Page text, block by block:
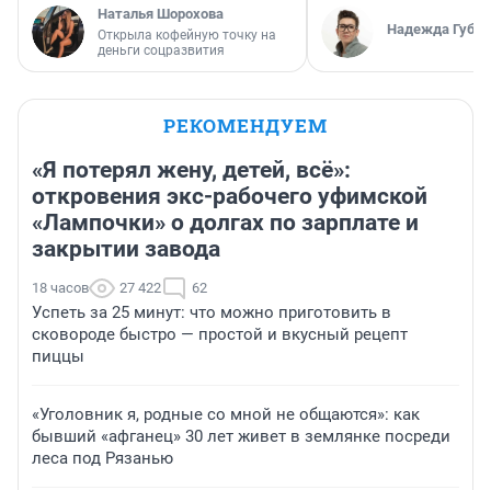
Наталья Шорохова
Открыла кофейную точку на
деньги соцразвития
Надежда
РЕКОМЕНДУЕМ
«Я потерял жену, детей, всё»:
откровения экс-рабочего уфимской
«Лампочки» о долгах по зарплате и
закрытии завода
18 часов 27 422 62
Успеть за 25 минут: что можно приготовить в
сковороде быстро — простой и вкусный рецепт
пиццы
«Уголовник я, родные со мной не общаются»: как
бывший «афганец» 30 лет живет в землянке посреди
леса под Рязанью